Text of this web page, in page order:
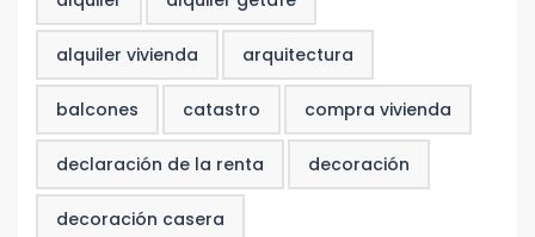
alquiler vivienda arquitectura
balcones catastro compra vivienda
declaración de la renta decoración
decoración casera